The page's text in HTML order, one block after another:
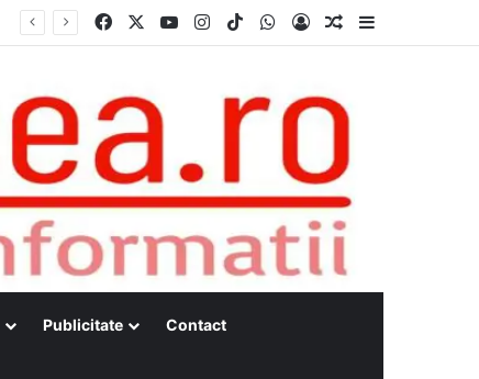
Facebook YouTubeInstagram
TikTokWhatsApp
Log InRandom Article
Publicitate Contact